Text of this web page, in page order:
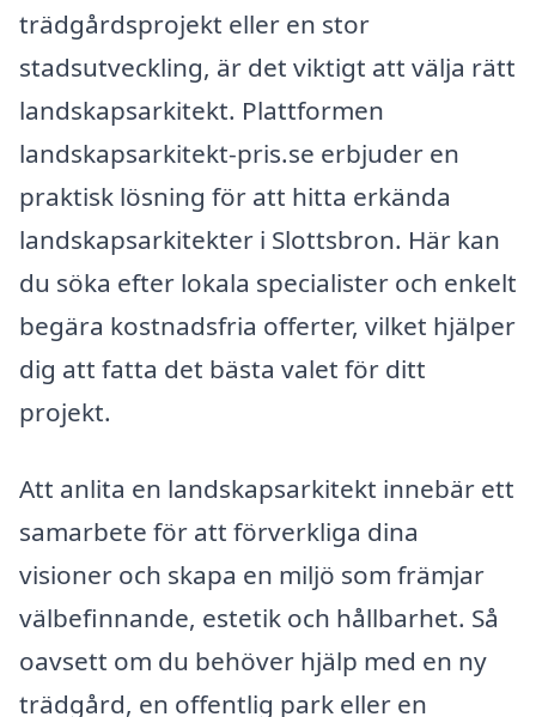
trädgårdsprojekt eller en stor
stadsutveckling, är det viktigt att välja rätt
landskapsarkitekt. Plattformen
landskapsarkitekt-pris.se erbjuder en
praktisk lösning för att hitta erkända
landskapsarkitekter i Slottsbron. Här kan
du söka efter lokala specialister och enkelt
begära kostnadsfria offerter, vilket hjälper
dig att fatta det bästa valet för ditt
projekt.
Att anlita en landskapsarkitekt innebär ett
samarbete för att förverkliga dina
visioner och skapa en miljö som främjar
välbefinnande, estetik och hållbarhet. Så
oavsett om du behöver hjälp med en ny
trädgård, en offentlig park eller en